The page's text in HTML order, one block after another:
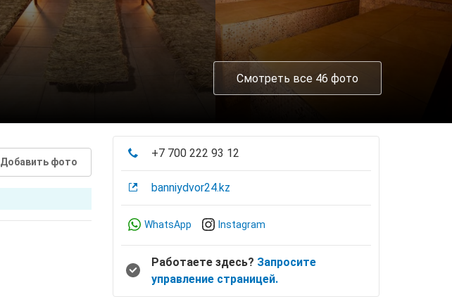
Смотреть все 46 фото
Добавить фото
+7 700 222 93 12
banniydvor24.kz
WhatsApp Instagram
Работаете здесь? Запросите
управление страницей.